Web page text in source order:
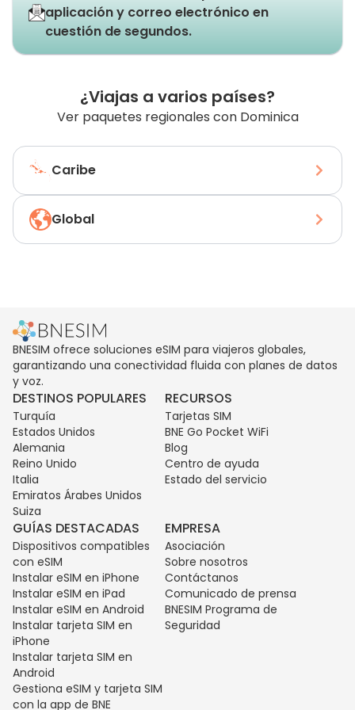
aplicación y correo electrónico en
cuestión de segundos.
¿Viajas a varios países?
Ver paquetes regionales con Dominica
Caribe
Global
BNESIM ofrece soluciones eSIM para viajeros globales,
garantizando una conectividad fluida con planes de datos
y voz.
DESTINOS POPULARES
Turquía
Estados Unidos
Alemania
Reino Unido
Italia
Emiratos Árabes Unidos
Suiza
RECURSOS
Tarjetas SIM
BNE Go Pocket WiFi
Blog
Centro de ayuda
Estado del servicio
GUÍAS DESTACADAS
Dispositivos compatibles
con eSIM
Instalar eSIM en iPhone
Instalar eSIM en iPad
Instalar eSIM en Android
Instalar tarjeta SIM en
iPhone
Instalar tarjeta SIM en
Android
Gestiona eSIM y tarjeta SIM
con la app de BNE
EMPRESA
Asociación
Sobre nosotros
Contáctanos
Comunicado de prensa
BNESIM Programa de
Seguridad